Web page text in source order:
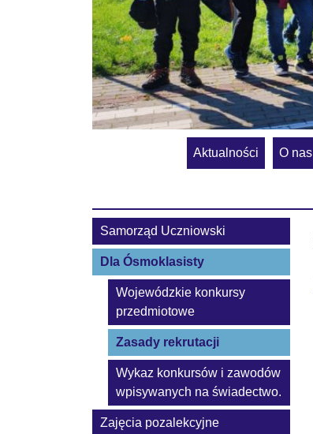
Aktualności O nas
Samorząd Uczniowski
Dla Ósmoklasisty
Wojewódzkie konkursy
przedmiotowe
Zasady rekrutacji
Wykaz konkursów i zawodów
wpisywanych na świadectwo.
Zajęcia pozalekcyjne